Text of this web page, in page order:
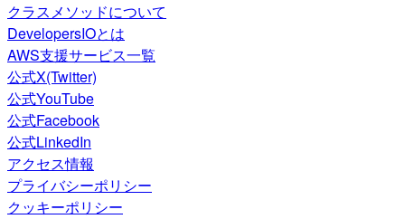
クラスメソッドについて
DevelopersIOとは
AWS支援サービス一覧
公式X(Twitter)
公式YouTube
公式Facebook
公式LinkedIn
アクセス情報
プライバシーポリシー
クッキーポリシー